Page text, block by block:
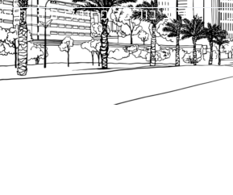
למבני ציבור על פי נהלי עיריית